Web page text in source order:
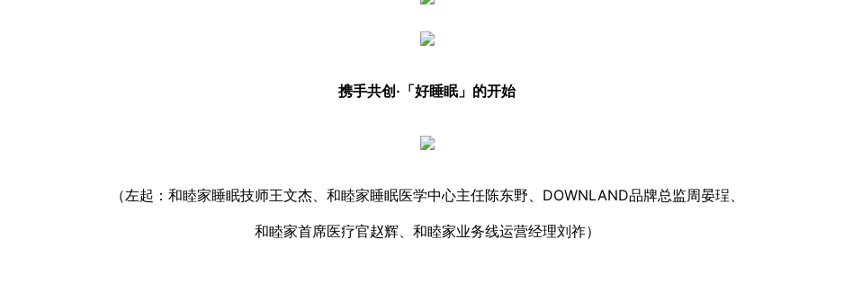
携手共创·「好睡眠」的开始
（左起：和睦家睡眠技师王文杰、和睦家睡眠医学中心主任陈东野、DOWNLAND品牌总监周晏珵、
和睦家首席医疗官赵辉、和睦家业务线运营经理刘祚）